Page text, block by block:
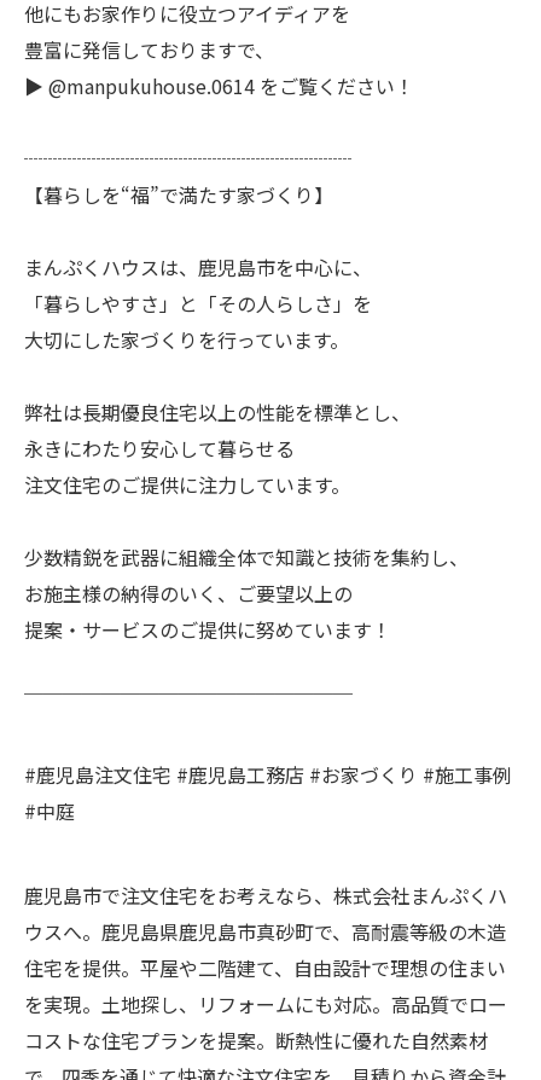
他にもお家作りに役立つアイディアを
豊富に発信しておりますで、
▶︎ @manpukuhouse.0614 をご覧ください！
┈┈┈┈┈┈┈┈┈┈┈┈┈┈┈┈┈
【暮らしを“福”で満たす家づくり】
まんぷくハウスは、鹿児島市を中心に、
「暮らしやすさ」と「その人らしさ」を
大切にした家づくりを行っています。
弊社は長期優良住宅以上の性能を標準とし、
永きにわたり安心して暮らせる
注文住宅のご提供に注力しています。
少数精鋭を武器に組織全体で知識と技術を集約し、
お施主様の納得のいく、ご要望以上の
提案・サービスのご提供に努めています！
￣￣￣￣￣￣￣￣￣￣￣￣￣￣￣￣￣
#鹿児島注文住宅 #鹿児島工務店 #お家づくり #施工事例
#中庭
鹿児島市で注文住宅をお考えなら、株式会社まんぷくハ
ウスへ。鹿児島県鹿児島市真砂町で、高耐震等級の木造
住宅を提供。平屋や二階建て、自由設計で理想の住まい
を実現。土地探し、リフォームにも対応。高品質でロー
コストな住宅プランを提案。断熱性に優れた自然素材